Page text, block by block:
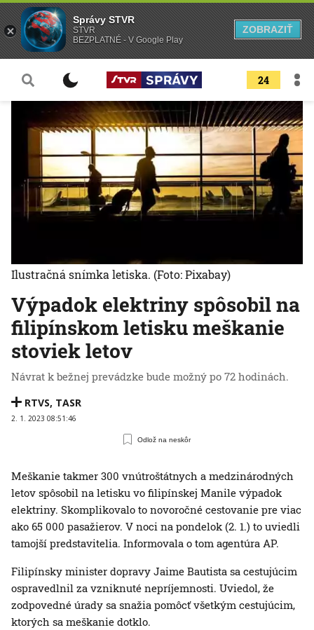
24
Výpadok elektriny spôsobil na
filipínskom letisku meškanie
stoviek letov
Návrat k bežnej prevádzke bude možný po 72 hodinách.
RTVS, TASR
2. 1. 2023 08:51:46
Odlož na neskôr
Ilustračná snímka letiska. (Foto: Pixabay)
Meškanie takmer 300 vnútroštátnych a medzinárodných
letov spôsobil na letisku vo filipínskej Manile výpadok
elektriny. Skomplikovalo to novoročné cestovanie pre viac
ako 65 000 pasažierov. V noci na pondelok (2. 1.) to uviedli
tamojší predstavitelia. Informovala o tom agentúra AP.
Filipínsky minister dopravy Jaime Bautista sa cestujúcim
ospravedlnil za vzniknuté nepríjemnosti. Uviedol, že
zodpovedné úrady sa snažia pomôcť všetkým cestujúcim,
ktorých sa meškanie dotklo.
Správy STVR
STVR
BEZPLATNÉ - V Google Play
ZOBRAZIŤ